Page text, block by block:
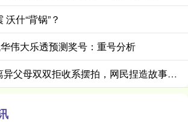
什“背锅”？
伟大乐透预测奖号：重号分析
鼎泽配资 女孩被离异父母双双拒收系摆拍，网民捏造故事情节被罚